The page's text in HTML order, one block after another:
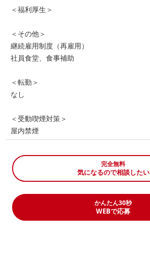
＜福利厚生＞
＜その他＞
継続雇用制度（再雇用）
社員食堂、食事補助
＜転勤＞
なし
＜受動喫煙対策＞
屋内禁煙
完全無料
気になるので相談したい
かんたん30秒
WEBで応募